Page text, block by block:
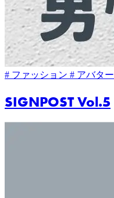
# ファッション # アバター
SIGNPOST Vol.5